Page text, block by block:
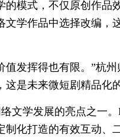
模式，不仅原创作品
学作品中选择改编，
发挥得也有限。”杭
是未来微短剧精品化
文学发展的亮点之一
化打造的有效互动、